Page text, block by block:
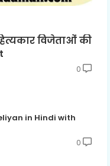
विजेताओं की
0
in Hindi with
0